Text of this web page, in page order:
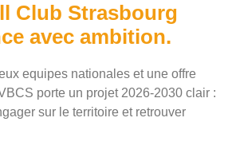
Club Strasbourg
avec ambition.
equipes nationales et une offre
porte un projet 2026-2030 clair :
sur le territoire et retrouver